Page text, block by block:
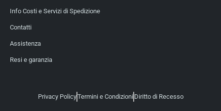
Info Costi e Servizi di Spedizione
Contatti
Assistenza
Resi e garanzia
Privacy PolicyTermini e Condizioni Diritto di Recesso